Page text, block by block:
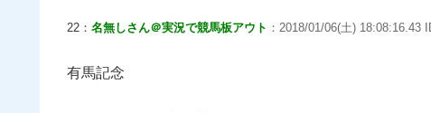
22： 名無しさん＠実況で競馬板アウト ：2018/01/06(土) 18:08:16.43
有馬記念